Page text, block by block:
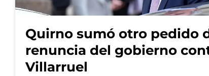
Quirno sumó otro pedido
renuncia del gobierno
Villarruel